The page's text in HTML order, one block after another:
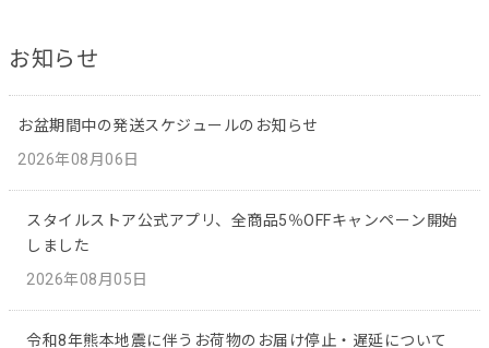
お知らせ
お盆期間中の発送スケジュールのお知らせ
2026年08月06日
スタイルストア公式アプリ、全商品5％OFFキャンペーン開始
しました
2026年08月05日
令和8年熊本地震に伴うお荷物のお届け停止・遅延について